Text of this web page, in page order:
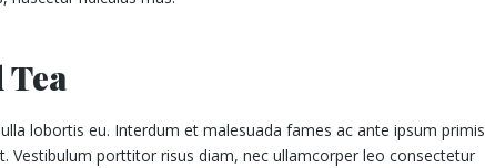
lobortis eu. Interdum et malesuada fames ac ante ipsum primis
Vestibulum porttitor risus diam, nec ullamcorper leo consectetur